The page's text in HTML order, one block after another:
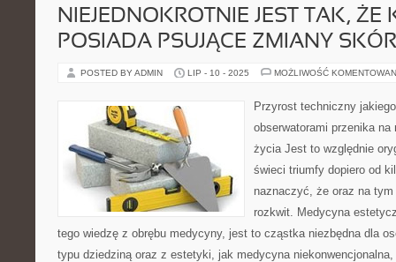
NIEJEDNOKROTNIE JEST TAK, ŻE
POSIADA PSUJĄCE ZMIANY
POSTED BY ADMIN LIP - 10 - 2025 MOŻLIWOŚĆ
Przyrost techniczny
obserwatorami przenika
życia Jest to względnie
świeci triumfy dopiero od
naznaczyć, że oraz na tym
rozkwit. Medycyna
tego wiedzę z obrębu medycyny, jest to cząstka niezbędna dla
typu dziedziną oraz z estetyki, jak medycyna